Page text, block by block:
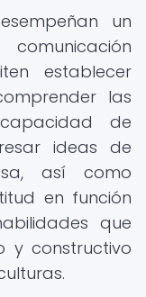
un
establecer
las
de
ideas de
así como
en función
que
y constructivo